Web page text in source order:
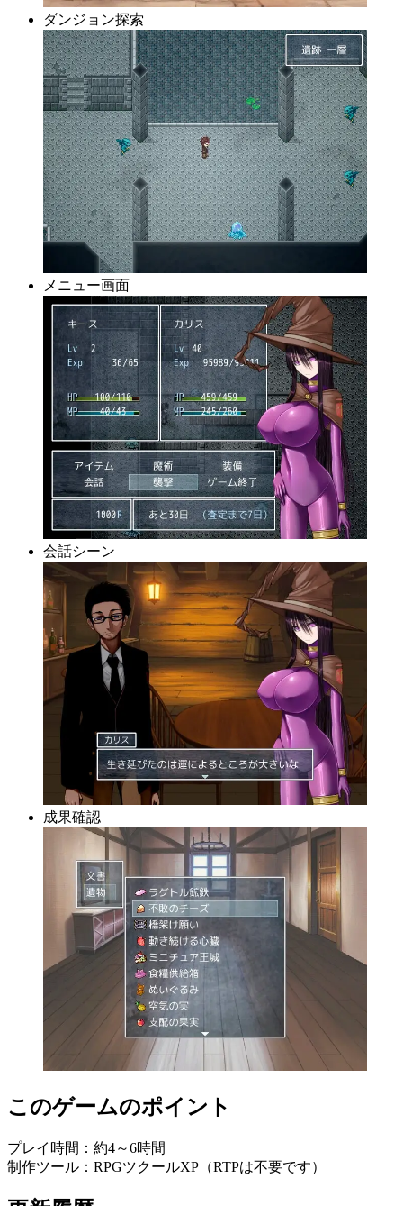
ダンジョン探索
メニュー画面
会話シーン
成果確認
このゲームのポイント
プレイ時間：約4～6時間
制作ツール：RPGツクールXP（RTPは不要です）